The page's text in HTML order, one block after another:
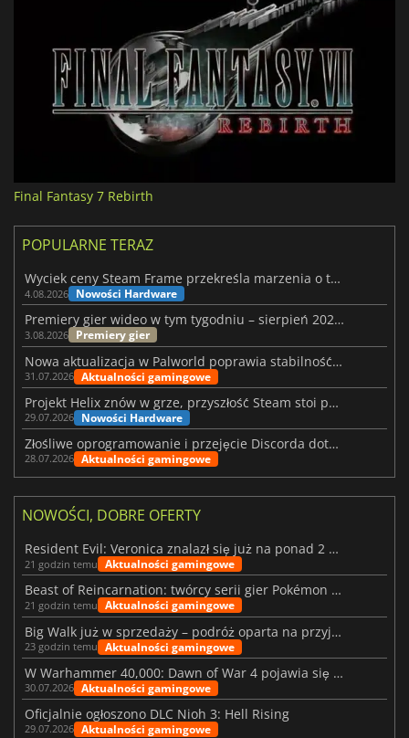
Final Fantasy 7 Rebirth
POPULARNE TERAZ
Wyciek ceny Steam Frame przekreśla marzenia o tanim zestawie VR
4.08.2026 Nowości Hardware
Premiery gier wideo w tym tygodniu – sierpień 2026 r. (32. tydzień)
3.08.2026 Premiery gier
Nowa aktualizacja w Palworld poprawia stabilność Sunreach i walk z bossami
31.07.2026 Aktualności gamingowe
Projekt Helix znów w grze, przyszłość Steam stoi pod znakiem zapytania
29.07.2026 Nowości Hardware
Złośliwe oprogramowanie i przejęcie Discorda dotknęły Meccha Chameleon
28.07.2026 Aktualności gamingowe
NOWOŚCI, DOBRE OFERTY
Resident Evil: Veronica znalazł się już na ponad 2 milionach list życzeń
21 godzin temu Aktualności gamingowe
Beast of Reincarnation: twórcy serii gier Pokémon wkraczają na nową ścieżkę
21 godzin temu Aktualności gamingowe
Big Walk już w sprzedaży – podróż oparta na przyjaźni
23 godzin temu Aktualności gamingowe
W Warhammer 40,000: Dawn of War 4 pojawia się frakcja Nekronów
30.07.2026 Aktualności gamingowe
Oficjalnie ogłoszono DLC Nioh 3: Hell Rising
29.07.2026 Aktualności gamingowe